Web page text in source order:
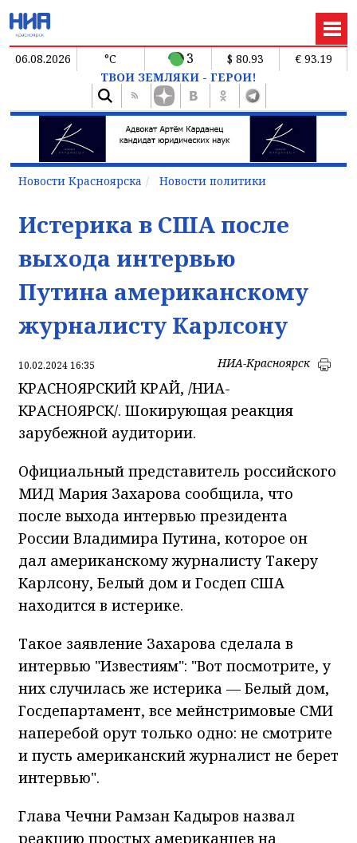
06.08.2026 °C 3 $ 80.93
€ 93.19
ТВОИ ЗЕМЛЯКИ - ГЕРОИ!
Новости Красноярска Новости политики
Истерика в США после
выхода интервью
Путина американскому
журналисту Карлсону
10.02.2024 16:35 НИА-Красноярск
КРАСНОЯРСКИЙ КРАЙ, /НИА-
КРАСНОЯРСК/. Шокирующая реакция
зарубежной аудитории.
Официальный представитель российского
МИД Мария Захарова сообщила, что
после выхода интервью президента
России Владимира Путина, которое он
дал американскому журналисту Такеру
Карлсону, Белый дом и Госдеп США
находится в истерике.
Такое заявление Захарова сделала в
интервью "Известиям": "Вот посмотрите, у
них случилась же истерика — Белый дом,
Госдепартамент, все мейнстримовые СМИ
наперебой орут только одно: не смотрите
и пусть американский журналист не берет
интервью".
Глава Чечни Рамзан Кадыров назвал
реакцию простых американцев на